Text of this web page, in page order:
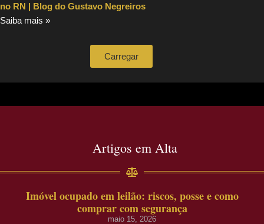
no RN | Blog do Gustavo Negreiros
Saiba mais »
Carregar
Artigos em Alta
Imóvel ocupado em leilão: riscos, posse e como
comprar com segurança
maio 15, 2026